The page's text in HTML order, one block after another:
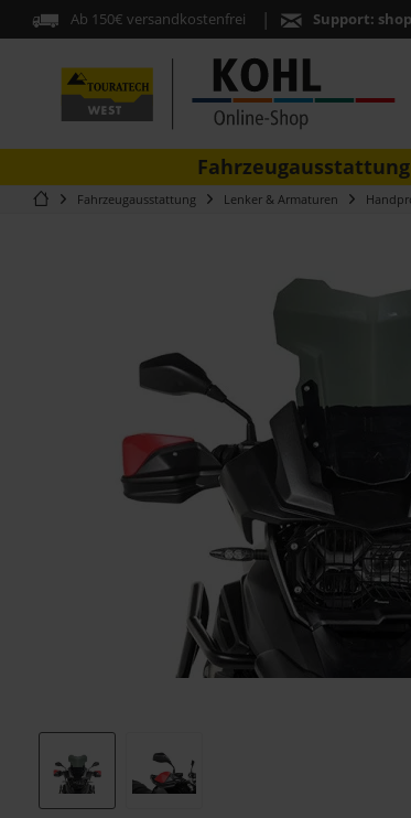
Ab 150€ versandkostenfrei Support:
Fahrzeugausstattung
Fahrzeugausstattung Lenker & Armaturen